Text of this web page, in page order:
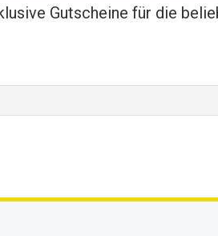
Gutscheine für die